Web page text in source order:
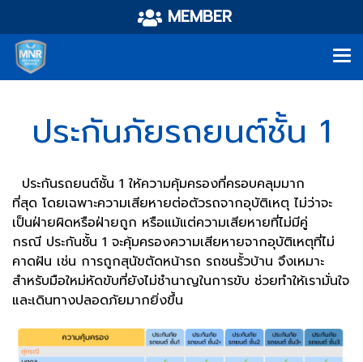
MEMBER
ประกันภัยรถยนต์ชั้น 1
ประกันรถยนต์ชั้น 1 ให้ความคุ้มครองที่ครอบคลุมมาก
ที่สุด โดยเฉพาะความเสียหายต่อตัวรถจากอุบัติเหตุ ไม่ว่าจะ
เป็นฝ่ายผิดหรือฝ่ายถูก หรือแม้แต่ความเสียหายที่ไม่มีคู่
กรณี ประกันชั้น 1 จะคุ้มครองความเสียหายจากอุบัติเหตุที่ไม่
คาดฝัน เช่น การถูกสุนัขตัดหน้ารถ รถชนรั้วบ้าน จึงเหมาะ
สำหรับมือใหม่หัดขับที่ยังไม่ชำนาญในการขับ ช่วยทำให้เรามั่นใจ
และเดินทางปลอดภัยมากยิ่งขึ้น